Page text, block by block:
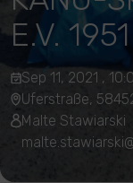
E.V. 1951
Sep 11, 2021 ,
Uferstraße,
Malte Stawiarski